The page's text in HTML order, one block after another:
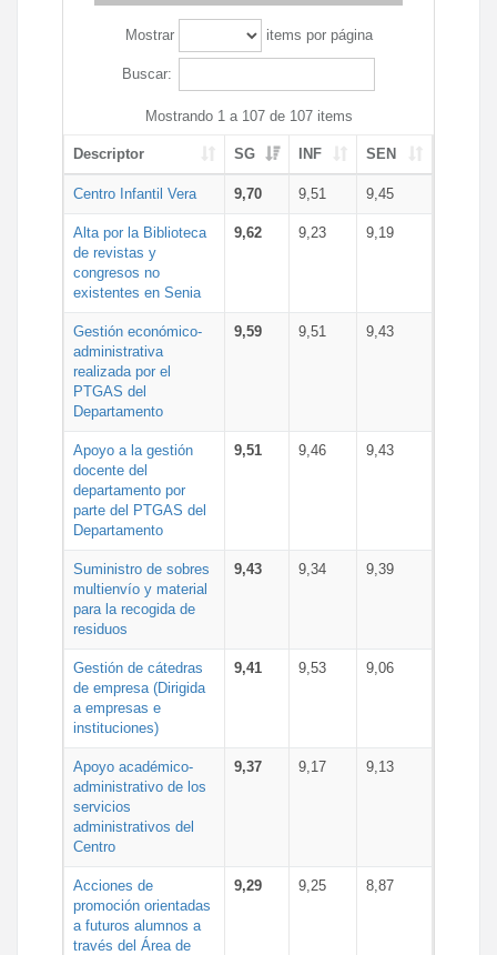
Mostrar items por página
Buscar:
Mostrando 1 a 107 de 107 items
Descriptor SG INF SEN
Centro Infantil Vera 9,70 9,51 9,45
Alta por la Biblioteca
de revistas y
congresos no
existentes en Senia
9,62 9,23 9,19
Gestión económico-
administrativa
realizada por el
PTGAS del
Departamento
9,59 9,51 9,43
Apoyo a la gestión
docente del
departamento por
parte del PTGAS del
Departamento
9,51 9,46 9,43
Suministro de sobres
multienvío y material
para la recogida de
residuos
9,43 9,34 9,39
Gestión de cátedras
de empresa (Dirigida
a empresas e
instituciones)
9,41 9,53 9,06
Apoyo académico-
administrativo de los
servicios
administrativos del
Centro
9,37 9,17 9,13
Acciones de
promoción orientadas
a futuros alumnos a
través del Área de
9,29 9,25 8,87